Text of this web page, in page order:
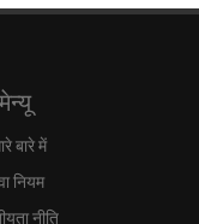
मेन्यू
बारे में
नियम
नीति